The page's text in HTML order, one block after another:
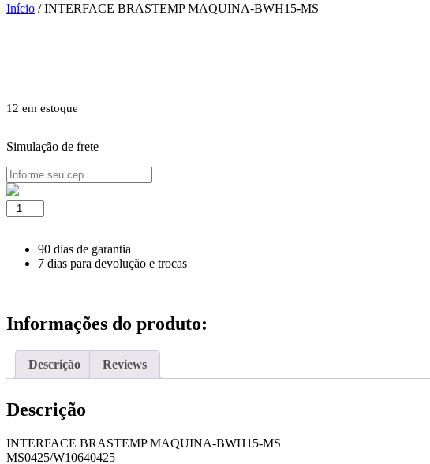
Início / INTERFACE BRASTEMP MAQUINA-BWH15-MS
12 em estoque
Simulação de frete
INTERFACE
BRASTEMP
BWH15-90 dias de garantia
7 dias para devolução e trocas
Informações do produto:
Descrição Reviews
Descrição
INTERFACE BRASTEMP MAQUINA-BWH15-MS
MS0425/W10640425